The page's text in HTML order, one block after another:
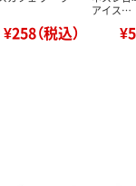
¥258（税込）
アイス…